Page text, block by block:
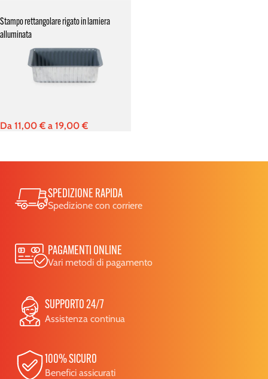
Stampo rettangolare rigato in lamiera
alluminata
Da 11,00€ a 19,00€
SPEDIZIONE RAPIDA
Spedizione con corriere
PAGAMENTI ONLINE
Vari metodi di pagamento
SUPPORTO 24/7
Assistenza continua
100% SICURO
Benefici assicurati